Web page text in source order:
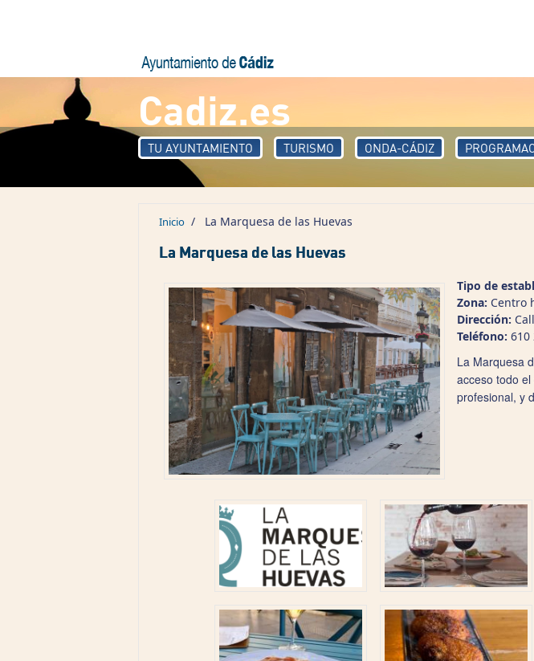
Cadiz.es
TU AYUNTAMIENTO TURISMO ONDA-CÁDIZ
Inicio / La Marquesa de las Huevas
La Marquesa de las Huevas
Tipo de
Zona: Centro
Dirección:
Teléfono: 610
La Marquesa
acceso todo
profesional, y